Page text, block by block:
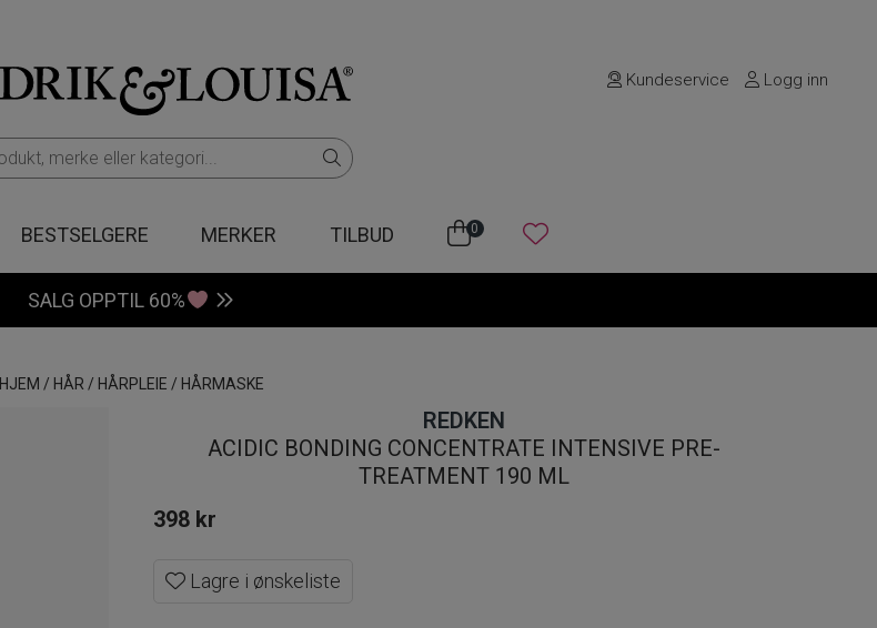
Kundeservice Logg inn
BESTSELGERE MERKER TILBUD 0
SALG OPPTIL 60%
HJEM / HÅR / HÅRPLEIE / HÅRMASKE
REDKEN
ACIDIC BONDING CONCENTRATE INTENSIVE PRE-
TREATMENT 190 ML
398 kr
Lagre i ønskeliste